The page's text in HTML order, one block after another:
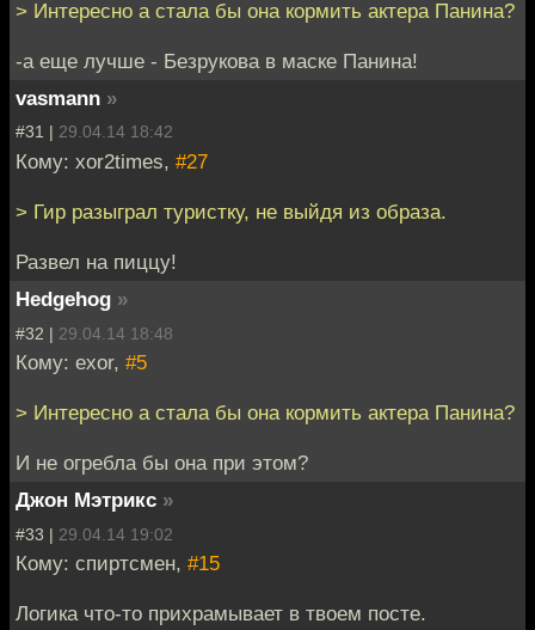
> Интересно а стала бы она кормить актера Панина?
-а еще лучше - Безрукова в маске Панина!
vasmann »
#31 | 29.04.14 18:42
Кому: xor2times, #27
> Гир разыграл туристку, не выйдя из образа.
Развел на пиццу!
Hedgehog »
#32 | 29.04.14 18:48
Кому: exor, #5
> Интересно а стала бы она кормить актера Панина?
И не огребла бы она при этом?
Джон Мэтрикс »
#33 | 29.04.14 19:02
Кому: спиртсмен, #15
Логика что-то прихрамывает в твоем посте.